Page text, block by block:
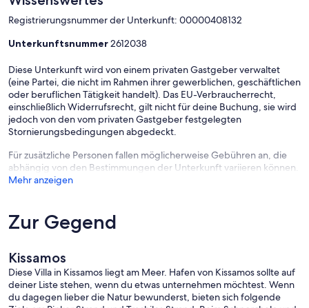
Die Temperatur kann bei extremen Witterungsbedingungen wie
Sturm oder Nachttemperaturen unter 15 Grad abweichen. Die
Solltemperaturen sind von mittags bis ca. 18.30 Uhr garantiert.
Der Flatscreen TV bietet zahlreiche deutsche und internationale
Programme. Bluray/DVD-Spieler und Hifi-Anlage mit USB,
Bluetooth (für die Verbindung zu mitgebrachten Musikquellen) und
CD-Spieler sind ebenfalls vorhanden.
Mehr Details und Bilder finden Sie auf unserer Webseite "kreta-
ferienhaus-mieten.de"
Unser Ferienhaus wird von dem Verwalter der Keramoti-Villas
betreut. Insgesamt 7 Villen verteilen sich sehr weitläufig über den
Registrierungsnummer der Unterkunft: 00000408132
Unterkunftsnummer2612038
Diese Unterkunft wird von einem privaten Gastgeber verwaltet
(eine Partei, die nicht im Rahmen ihrer gewerblichen, geschäftlichen
oder beruflichen Tätigkeit handelt). Das EU-Verbraucherrecht,
einschließlich Widerrufsrecht, gilt nicht für deine Buchung, sie wird
jedoch von den vom privaten Gastgeber festgelegten
Stornierungsbedingungen abgedeckt.
Für zusätzliche Personen fallen möglicherweise Gebühren an, die
abhängig von den Bestimmungen der Unterkunft variieren können.
Mehr anzeigen
Zur Gegend
Kissamos
Diese Villa in Kissamos liegt am Meer. Hafen von Kissamos sollte auf
deiner Liste stehen, wenn du etwas unternehmen möchtest. Wenn
du dagegen lieber die Natur bewunderst, bieten sich folgende